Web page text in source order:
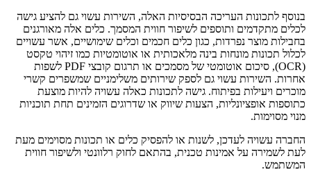
בנוסף לתכונות העריכה הבסיסיות האלה, השירות עשוי גם להציע גישה
לכלים מתקדמים ותוספים לשיפור חווית המסמך. כלים אלה מאורגנים
בחבילות מוצר נפרדות, כגון כלים חכמים וכלים שימושיים, אשר עשויים
לכלול תכונות מונחות בינה מלאכותית או אוטומטיות כמו זיהוי טקסט
(OCR), סיכום אוטומטי של מסמכים או תרגום קובצי PDF לשפות
אחרות. השירות עשוי גם לספק שירותים משלימניים שמשפרים קשרי
מוכרים ויעילות בפיתוח. גישה לתכונות כאלה עשויה להיות מוצעת
כתוספות אופציונליות, הצעות שיווק או שדרוגים הזמינים תחת תוכניות
מנוי מסוימות.
החברה עשויה לעדכן, לשנות או להפסיק כלים או תכונות מסוימים מעת
לעת לשמירה על אמינות טכנית, בהתאם לחוק רלוונטי ולשיפור חווית
המשתמש.